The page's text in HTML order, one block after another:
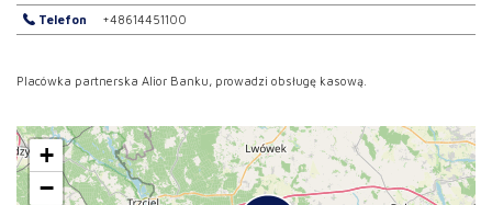
Telefon +48614451100
Placówka partnerska Alior Banku, prowadzi obsługę kasową.
+
−